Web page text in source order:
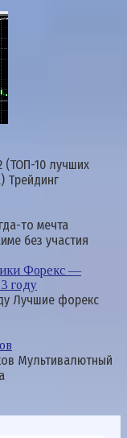
(ТОП-10 лучших
Трейдинг
то мечта
без участия
Форекс —
году
Лучшие форекс
Мультивалютный